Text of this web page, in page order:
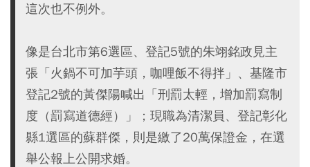
這次也不例外。
像是台北市第6選區、登記5號的朱翊銘政見主
張「火鍋不可加芋頭，咖哩飯不得拌」、基隆市
登記2號的黃傑陽喊出「刑罰太輕，增加罰寫制
度（罰寫道德經）」；現職為清潔員、登記彰化
縣1選區的蘇群傑，則是繳了20萬保證金，在選
舉公報上公開求婚。